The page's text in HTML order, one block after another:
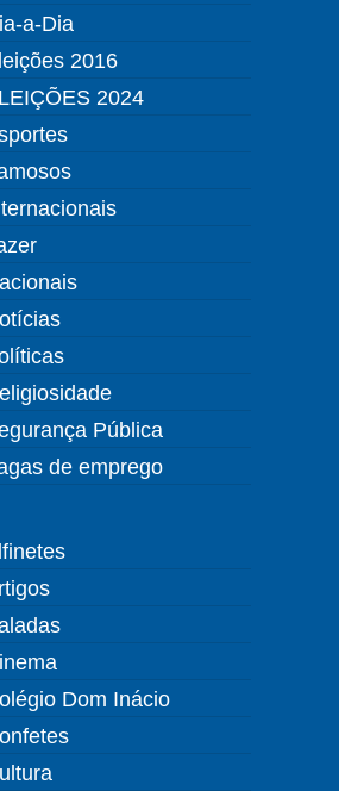
a-Dia
2016
2024
Pública
de emprego
Dom Inácio